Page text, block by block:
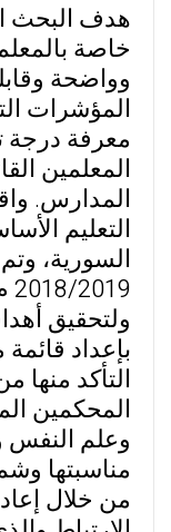
هدف البحث
خاصة
وواضحة
المؤشرات
معرفة درجة
المعلمين
المدارس.
التعليم
السورية،
2018/2019 م.
ولتحقيق
بإعداد
التأكد
المحكمين
وعلم النفس
مناسبتها
من خلال